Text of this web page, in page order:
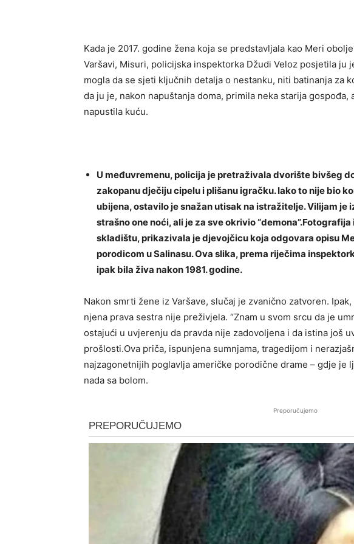
Kada je 2017. godine žena koja se predstavljala kao Meri
Varšavi, Misuri, policijska inspektorka Džudi Veloz posjetila ju
mogla da se sjeti ključnih detalja o nestanku, niti batinanja za
da ju je, nakon napuštanja doma, primila neka starija gospođa,
napustila kuću.
U međuvremenu, policija je pretraživala dvorište bivšeg
zakopanu dječiju cipelu i plišanu igračku. Iako to nije bio
ubijena, ostavilo je snažan utisak na istražitelje. Vilijam je
strašno one noći, ali je za sve okrivio
skladištu, prikazivala je djevojčicu koja odgovara opisu
porodicom u Salinasu. Ova slika, prema riječima
ipak bila živa nakon 1981. godine.
Nakon smrti žene iz Varšave, slučaj je zvanično zatvoren.
njena prava sestra nije preživjela. “Znam u svom srcu da je
ostajući u uvjerenju da pravda nije zadovoljena i da istina još
prošlosti.Ova priča, ispunjena sumnjama, tragedijom i
najzagonetnijih poglavlja američke porodične drame – gdje je
nada sa bolom.
Preporučujemo